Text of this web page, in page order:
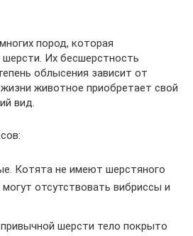
пород, которая
шерсти. Их бесшерстность
облысения зависит от
животное приобретает свой
вид.
Котята не имеют шерстяного
могут отсутствовать вибриссы и
шерсти тело покрыто